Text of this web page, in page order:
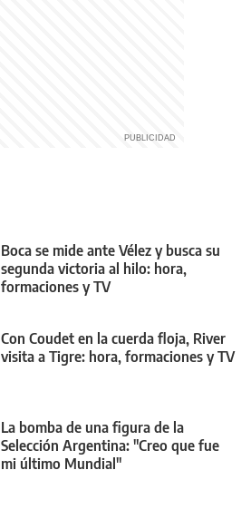
Boca se mide ante Vélez y busca su
segunda victoria al hilo: hora,
formaciones y TV
Con Coudet en la cuerda floja, River
visita a Tigre: hora, formaciones y TV
La bomba de una figura de la
Selección Argentina: "Creo que fue
mi último Mundial"